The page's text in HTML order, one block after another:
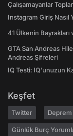
Çalışamayanlar
Instagram Giriş Nasıl
41 Ülkenin Bayrakları
GTA San Andreas
Andreas Şifreleri
IQ Testi: IQ'unuzun
Keşfet
Twitter Deprem
Günlük Burç